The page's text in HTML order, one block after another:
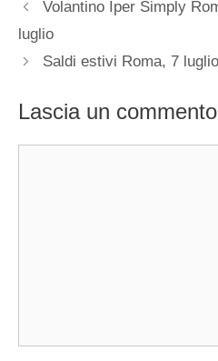
Volantino Iper Simply
luglio
Saldi estivi Roma, 7
Lascia un commento